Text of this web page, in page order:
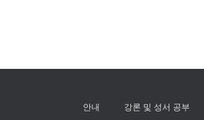
안내 강론 및 성서 공부